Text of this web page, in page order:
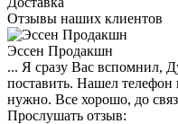
Отзывы наших клиентов
Эссен Продакшн
... Я сразу Вас вспомнил,
поставить. Нашел телефон
нужно. Все хорошо, до
Прослушать отзыв: